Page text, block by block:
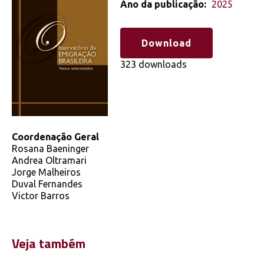
Coordenação Geral
Rosana Baeninger
Andrea Oltramari
Jorge Malheiros
Duval Fernandes
Victor Barros
Ano da publicação: 2025
Download
323 downloads
Veja também